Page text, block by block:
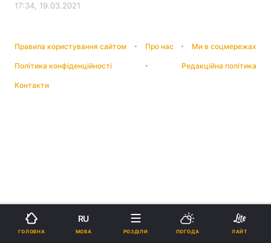
17:34, 19.03.2021
Правила користування сайтом Про нас Ми в соцмережах
Політика конфіденційності Редакційна політика
Контакти
ГОЛОВНА
RU
МОВА РОЗДІЛИ ПОГОДА ЛАЙТ